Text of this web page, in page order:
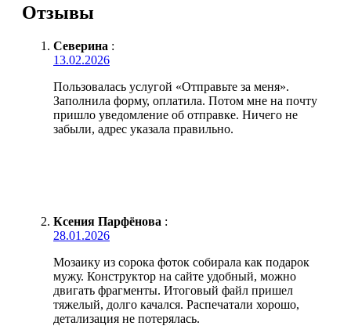
Отзывы
Северина :
13.02.2026
Пользовалась услугой «Отправьте за меня».
Заполнила форму, оплатила. Потом мне на почту
пришло уведомление об отправке. Ничего не
забыли, адрес указала правильно.
Ксения Парфёнова :
28.01.2026
Мозаику из сорока фоток собирала как подарок
мужу. Конструктор на сайте удобный, можно
двигать фрагменты. Итоговый файл пришел
тяжелый, долго качался. Распечатали хорошо,
детализация не потерялась.